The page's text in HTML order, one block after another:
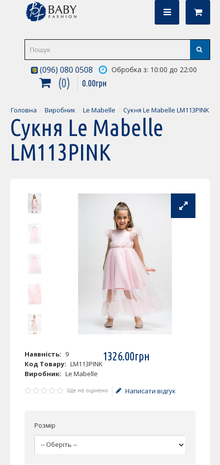
(096) 080 0508 Обробка з: 10:00 до 22:00
0 0.00грн
Головна Виробник Le Mabelle Сукня Le Mabelle LM113PINK
Сукня Le Mabelle
LM113PINK
Наявність: 9
Код Товару: LM113PINK
Виробник: Le Mabelle
1326.00грн
Ще не оцінено Написати відгук
Розмір